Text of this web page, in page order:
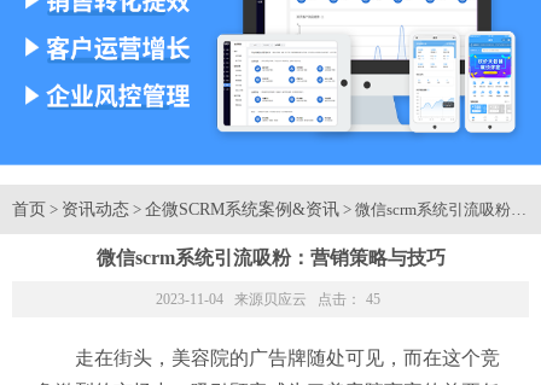
首页 > 资讯动态 > 企微SCRM系统案例&资讯 > 微信scrm系统引流吸粉：
微信scrm系统引流吸粉：营销策略与技巧
2023-11-04 来源 贝应云 点击： 45
走在街头，美容院的广告牌随处可见，而在这个竞